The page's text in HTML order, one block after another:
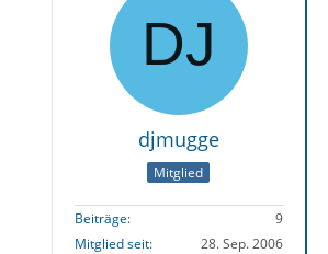
djmugge
Mitglied
Beiträge
9
Mitglied seit
28. Sep. 2006